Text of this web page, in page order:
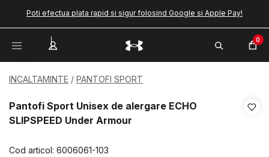
Poti efectua plata rapid si sigur folosind Google si Apple Pay!
0
INCALTAMINTE PANTOFI SPORT
Pantofi Sport Unisex de alergare ECHO
SLIPSPEED Under Armour
Cod articol: 6006061-103